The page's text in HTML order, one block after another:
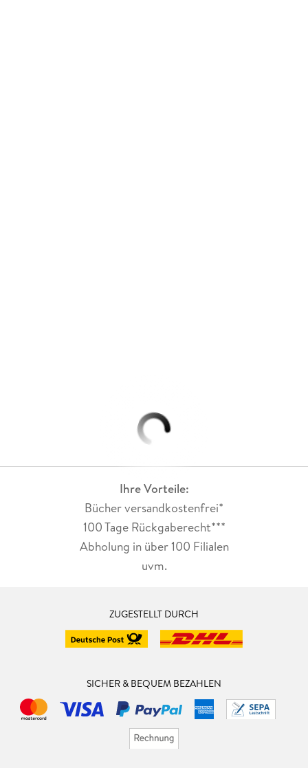
Ihre Vorteile:
Bücher versandkostenfrei*
100 Tage Rückgaberecht***
Abholung in über 100 Filialen
uvm.
ZUGESTELLT DURCH
SICHER & BEQUEM BEZAHLEN